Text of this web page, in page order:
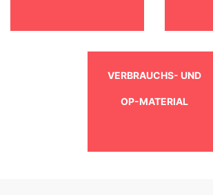
VERBRAUCHS- UND
OP-MATERIAL